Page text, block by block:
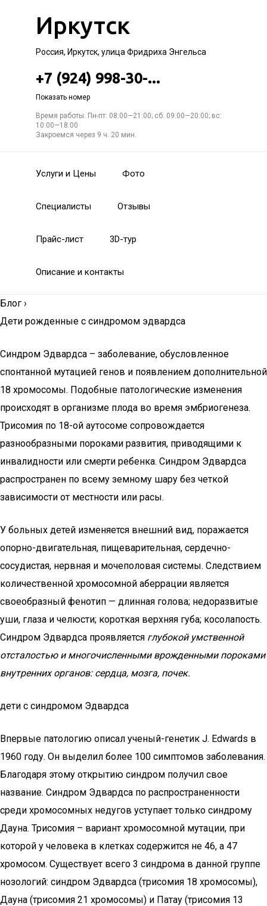
Иркутск
Россия, Иркутск, улица Фридриха Энгельса
+7 (924) 998-30-...
Показать номер
Время работы: Пн-пт: 08:00—21:00; сб: 09:00—20:00; вс:
10:00—18:00
Закроемся через 9 ч. 20 мин.
Услуги и Цены Фото
Специалисты Отзывы
Прайс-лист 3D-тур
Описание и контакты
Блог ›
Дети рожденные с синдромом эдвардса
Синдром Эдвардса – заболевание, обусловленное
спонтанной мутацией генов и появлением дополнительной
18 хромосомы. Подобные патологические изменения
происходят в организме плода во время эмбриогенеза.
Трисомия по 18-ой аутосоме сопровождается
разнообразными пороками развития, приводящими к
инвалидности или смерти ребенка. Синдром Эдвардса
распространен по всему земному шару без четкой
зависимости от местности или расы.
У больных детей изменяется внешний вид, поражается
опорно-двигательная, пищеварительная, сердечно-
сосудистая, нервная и мочеполовая системы. Следствием
количественной хромосомной аберрации является
своеобразный фенотип — длинная голова; недоразвитые
уши, глаза и челюсти; короткая верхняя губа; косолапость.
Синдром Эдвардса проявляется глубокой умственной
отсталостью и многочисленными врожденными пороками
внутренних органов: сердца, мозга, почек.
дети с синдромом Эдвардса
Впервые патологию описал ученый-генетик J. Edwards в
1960 году. Он выделил более 100 симптомов заболевания.
Благодаря этому открытию синдром получил свое
название. Синдром Эдвардса по распространенности
среди хромосомных недугов уступает только синдрому
Дауна. Трисомия – вариант хромосомной мутации, при
которой у человека в клетках содержится не 46, а 47
хромосом. Существует всего 3 синдрома в данной группе
нозологий: синдром Эдвардса (трисомия 18 хромосомы),
Дауна (трисомия 21 хромосомы) и Патау (трисомия 13